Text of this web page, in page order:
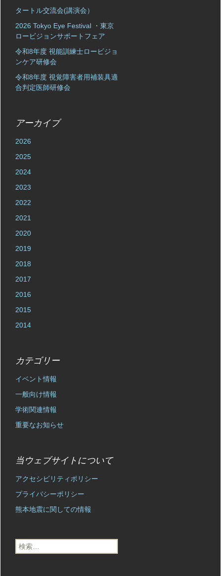
タートル交流会(講演会）
2026 Tokyo Eye Festival ・東京
ロービジョンサポートフェア
令和8年度 視能訓練士ロービジョ
ンケア研修会
令和8年度 視覚障害者用補装具適
合判定医師研修会
アーカイブ
2026
2025
2024
2023
2022
2021
2020
2019
2018
2017
2016
2015
2014
カテゴリー
イベント情報
一般向け情報
学術関連情報
重要なお知らせ
当ウェブサイトについて
アクセシビリティポリシー
プライバシーポリシー
熊本地震に関しての情報
検
索: